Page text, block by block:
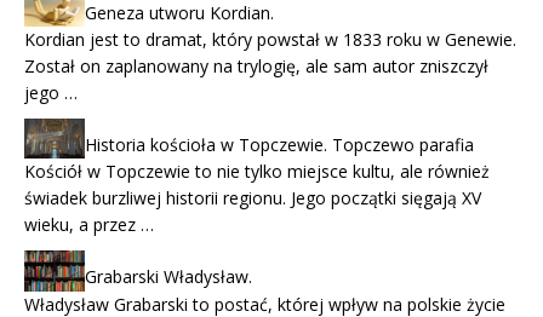
Geneza utworu Kordian.
Kordian jest to dramat, który powstał w 1833 roku w Genewie.
Został on zaplanowany na trylogię, ale sam autor zniszczył
jego …
Historia kościoła w Topczewie. Topczewo parafia
Kościół w Topczewie to nie tylko miejsce kultu, ale również
świadek burzliwej historii regionu. Jego początki sięgają XV
wieku, a przez …
Grabarski Władysław.
Władysław Grabarski to postać, której wpływ na polskie życie